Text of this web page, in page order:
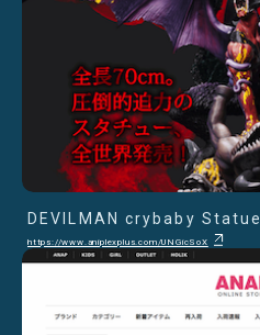
DEVILMAN crybaby Statue
https://www.aniplexplus.com/UNGicSoX